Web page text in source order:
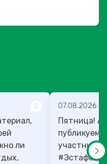
07.08.2026
Пятница! А
публикуем
участников